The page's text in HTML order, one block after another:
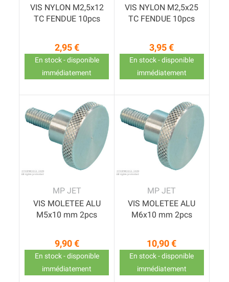
VIS NYLON M2,5x12
TC FENDUE 10pcs
Prix
2,95 €
En stock - disponible
immédiatement
VIS NYLON M2,5x25
TC FENDUE 10pcs
Prix
3,95 €
En stock - disponible
immédiatement
MP JET
VIS MOLETEE ALU
M5x10 mm 2pcs
Prix
9,90 €
En stock - disponible
immédiatement
MP JET
VIS MOLETEE ALU
M6x10 mm 2pcs
Prix
10,90 €
En stock - disponible
immédiatement